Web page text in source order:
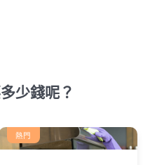
少錢呢？
熱門